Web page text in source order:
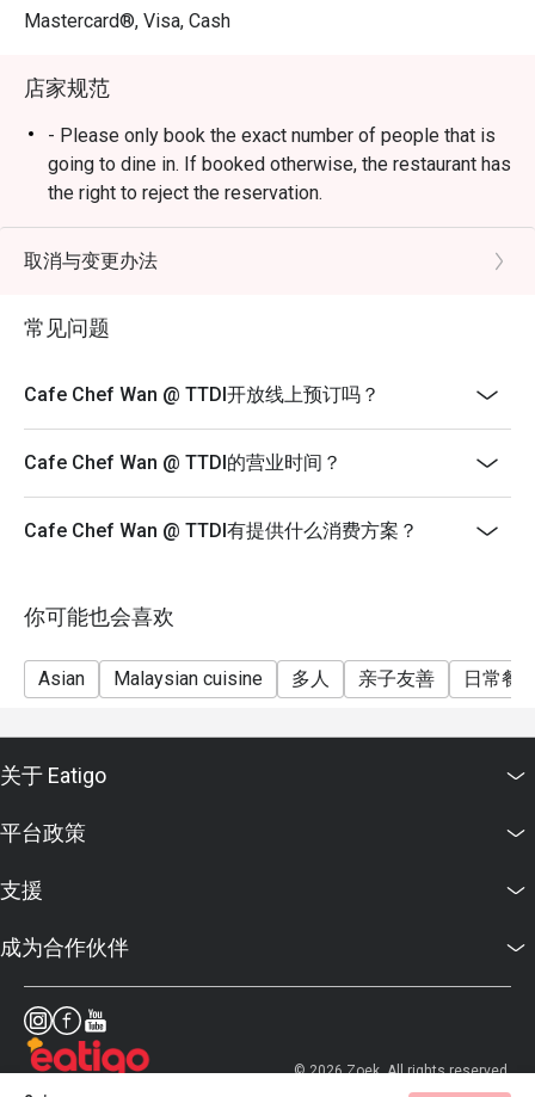
际佳肴。
人人喜爱的经典美食。
🥤 招牌饮品
・为您献上清爽解渴的在地特色茶饮、热带风味果汁，以
及无酒精特调沁饮。
⭐ Google 评分：4.5 分（来自 1850 条评论）
是想从日常生活中来一场美味的“出走”。
Mastercard®, Visa, Cash
店家规范
- Please only book the exact number of people that is
going to dine in. If booked otherwise, the restaurant has
the right to reject the reservation.
- Customers need to arrive within 15 mins of the
reservation slot booked.
mins only.
取消与变更办法
常见问题
Cafe Chef Wan @ TTDI开放线上预订吗？
Cafe Chef Wan @ TTDI的营业时间？
Cafe Chef Wan @ TTDI有提供什么消费方案？
你可能也会喜欢
Asian Malaysian cuisine 多人 亲子友善 日常餐
关于 Eatigo
平台政策
支援
成为合作伙伴
© 2026 Zoek. All rights reserved.